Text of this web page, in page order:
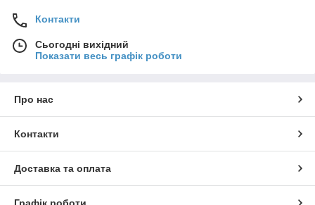
Контакти
Сьогодні вихідний
Показати весь графік роботи
Про нас
Контакти
Доставка та оплата